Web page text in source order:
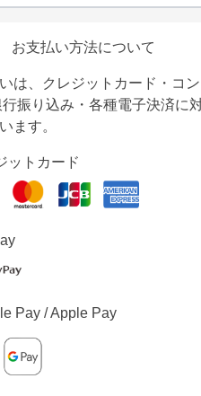
お支払い方法について
は、クレジットカード・コン
行振り込み・各種電子決済に
ます。
ットカード
Pay / Apple Pay